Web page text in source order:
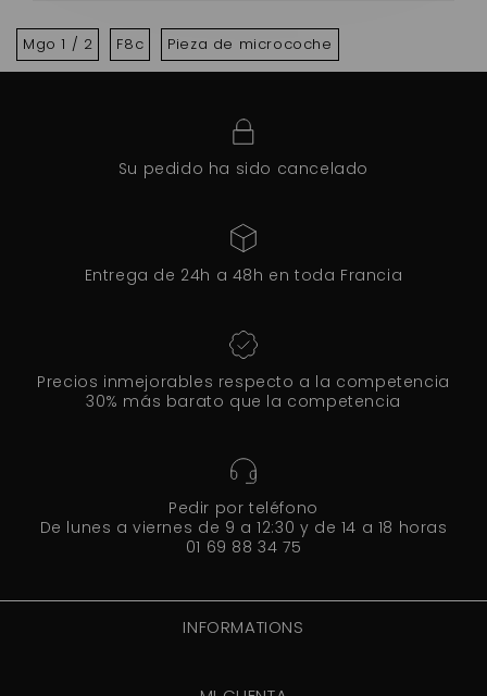
Mgo 1 / 2 F8c Pieza de microcoche
Su pedido ha sido cancelado
Entrega de 24h a 48h en toda Francia
Precios inmejorables respecto a la competencia
30% más barato que la competencia
Pedir por teléfono
De lunes a viernes de 9 a 12:30 y de 14 a 18 horas
01 69 88 34 75
INFORMATIONS